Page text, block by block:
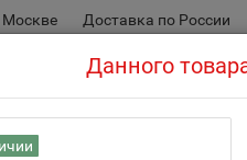
Москве Доставка по России
Данного